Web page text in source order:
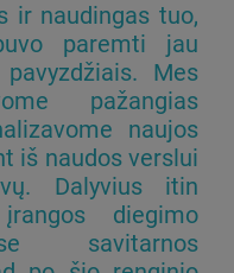
ir naudingas tuo,
paremti jau
Mes
pažangias
naujos
iš naudos verslui
Dalyvius itin
diegimo
savitarnos